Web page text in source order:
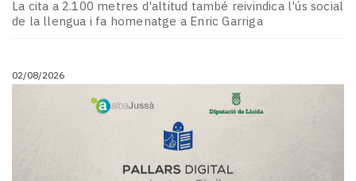
La cita a 2.100 metres d'altitud també reivindica l'ús social
de la llengua i fa homenatge a Enric Garriga
02/08/2026